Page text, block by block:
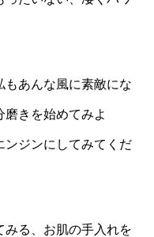
もあんな風に素敵にな
きを始めてみよ
ンジンにしてみてくだ
みる、お肌の手入れを